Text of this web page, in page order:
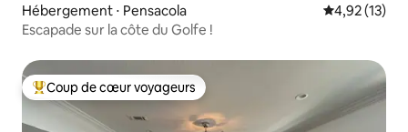
Hébergement ⋅ Pensacola Évaluation
4,92 (13)
Escapade sur la côte du Golfe !
Coups de cœur voyageurs les plus appréciés
Coup de cœur voyageurs